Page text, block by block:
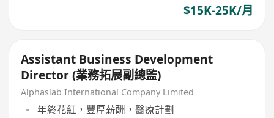
$15K-25K/月
Assistant Business Development
Director (業務拓展副總監)
Alphaslab International Company Limited
年終花紅，豐厚薪酬，醫療計劃